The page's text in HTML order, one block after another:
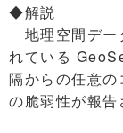
◆解説
地理空間デー
れている
隔からの任意
の脆弱性が報告